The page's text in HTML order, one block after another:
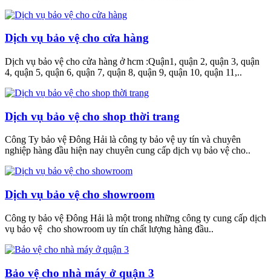
Dịch vụ bảo vệ cho cửa hàng
Dịch vụ bảo vệ cho cửa hàng ở hcm :Quận1, quận 2, quận 3, quận
4, quận 5, quận 6, quận 7, quận 8, quận 9, quận 10, quận 11,..
Dịch vụ bảo vệ cho shop thời trang
Công Ty bảo vệ Đông Hải là công ty bảo vệ uy tín và chuyên
nghiệp hàng đầu hiện nay chuyên cung cấp dịch vụ bảo vệ cho..
Dịch vụ bảo vệ cho showroom
Công ty bảo vệ Đông Hải là một trong những công ty cung cấp dịch
vụ bảo vệ cho showroom uy tín chất lượng hàng đầu..
Bảo vệ cho nhà máy ở quận 3